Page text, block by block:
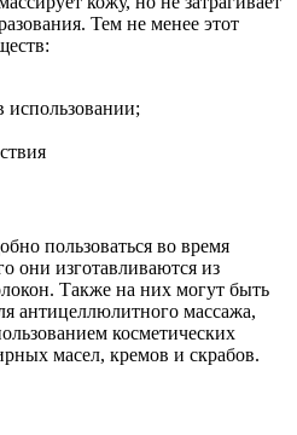
Тем не менее этот
использовании;
пользоваться во время
они изготавливаются из
Также на них могут быть
антицеллюлитного массажа,
косметических
масел, кремов и скрабов.